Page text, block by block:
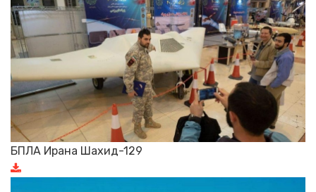
БПЛА Ирана Шахид-129